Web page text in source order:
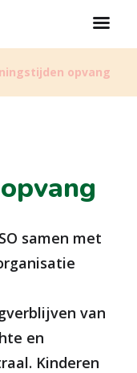
opvang
samen met
van
en
Kinderen